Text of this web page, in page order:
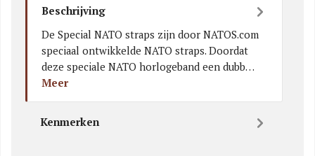
Beschrijving
De Special NATO straps zijn door NATOS.com
speciaal ontwikkelde NATO straps. Doordat
deze speciale NATO horlogeband een dubb…
Meer
Kenmerken